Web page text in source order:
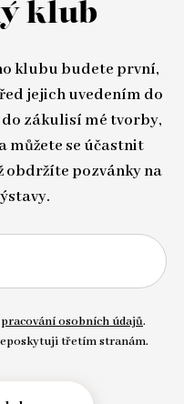
klub
klubu budete první,
jejich uvedením do
zákulisí mé tvorby,
můžete se účastnit
obdržíte pozvánky na
osobních údajů.
třetím stranám.